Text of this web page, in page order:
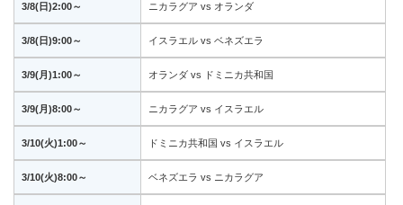
3/8(日)2:00～ ニカラグア vs オランダ
3/8(日)9:00～ イスラエル vs ベネズエラ
3/9(月)1:00～ オランダ vs ドミニカ共和国
3/9(月)8:00～ ニカラグア vs イスラエル
3/10(火)1:00～ ドミニカ共和国 vs イスラエル
3/10(火)8:00～ ベネズエラ vs ニカラグア